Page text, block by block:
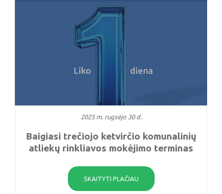
2025 m. rugsėjo 30 d.
Baigiasi trečiojo ketvirčio komunalinių
atliekų rinkliavos mokėjimo terminas
SKAITYTI PLAČIAU